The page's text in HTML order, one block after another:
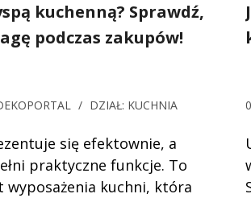
kuchenną? Sprawdź,
podczas zakupów!
/ DZIAŁ: KUCHNIA
się efektownie, a
praktyczne funkcje. To
wyposażenia kuchni, która